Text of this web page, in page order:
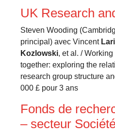
UK Research
Steven Wooding
principal) avec Vincent
Kozlowski, et al. /
together: exploring the
research group structure
000 £ pour 3 ans
Fonds de
– secteur